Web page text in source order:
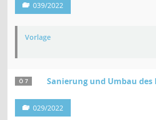
039/2022
Vorlage
Ö 7 Sanierung und Umbau des
029/2022